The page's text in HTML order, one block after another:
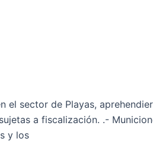
el sector de Playas,
a fiscalización. .-
y los